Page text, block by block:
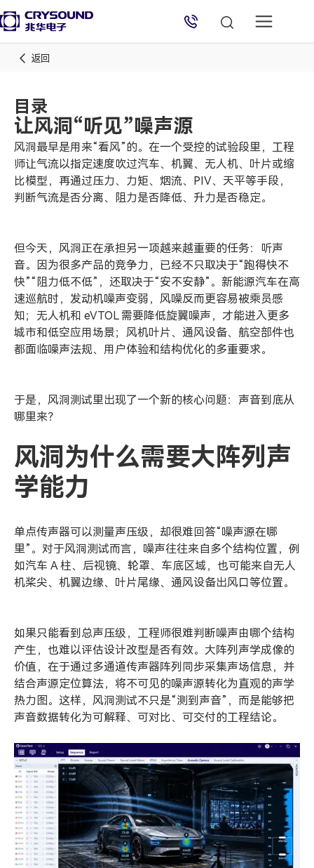
返回
目录
让风洞“听见”噪声源
风洞最早是用来“看风”的。在一个受控的试验段里，工程
师让气流以指定速度吹过汽车、机翼、无人机、叶片或缩
比模型，再通过压力、力矩、烟流、PIV、天平等手段，
判断气流是否分离、阻力是否降低、升力是否稳定。
但今天，风洞正在承担另一项越来越重要的任务：听声
音。因为很多产品的竞争力，已经不只取决于“跑得快不
快”“阻力低不低”，还取决于“安不安静”。新能源汽车在高
速巡航时，发动机噪声变弱，风噪反而更容易被乘员感
知；无人机和 eVTOL 需要降低旋翼噪声，才能进入更多
城市和低空应用场景；风机叶片、通风设备、航空部件也
都面临噪声法规、用户体验和结构优化的多重要求。
于是，风洞测试里出现了一个新的核心问题：声音到底从
哪里来？
风洞为什么需要大阵列声
学能力
单点传声器可以测量声压级，却很难回答“噪声源在哪
里”。对于风洞测试而言，噪声往往来自多个结构位置，例
如汽车 A 柱、后视镜、轮罩、车底区域，也可能来自无人
机桨尖、机翼边缘、叶片尾缘、通风设备出风口等位置。
如果只能看到总声压级，工程师很难判断噪声由哪个结构
产生，也难以评估设计改型是否有效。大阵列声学成像的
价值，在于通过多通道传声器阵列同步采集声场信息，并
结合声源定位算法，将不可见的噪声源转化为直观的声学
热力图。这样，风洞测试不只是“测到声音”，而是能够把
声音数据转化为可解释、可对比、可交付的工程结论。
兆华电子技术支持